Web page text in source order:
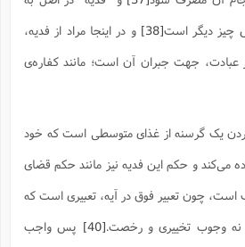
چیز دیگر است[38]
و در اینجا مراد از فدیه،
عبادت، جهت جبران آن است؛ مانند کفاره‌ی
یک گرسنه از غذای متوسطى است که خود
مى‌کند و حکم این فدیه نیز مانند حکم قضاى
چون تعبیر فوق در آیه، تعبیرى است که
نه وجوب تخییرى و رخصت.[40]
پس واجب